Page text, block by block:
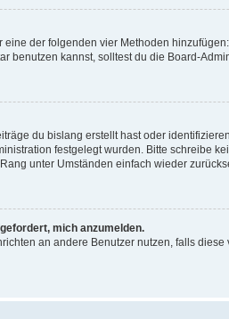
der folgenden vier Methoden
benutzen kannst, solltest du die Board-
du bislang erstellt hast oder
festgelegt wurden. Bitte schreibe
unter Umständen einfach wieder
mich anzumelden.
an andere Benutzer nutzen, falls